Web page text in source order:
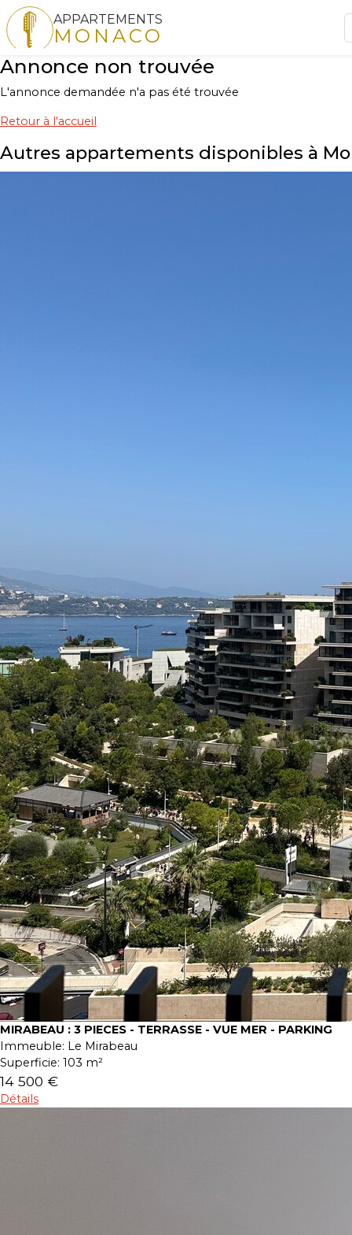
APPARTEMENTS
MONACO
Annonce non trouvée
L'annonce demandée n'a pas été trouvée
Retour à l'accueil
Autres appartements disponibles à
MIRABEAU : 3 PIECES - TERRASSE - VUE MER - PARKING
Immeuble: Le Mirabeau
Superficie: 103 m²
14 500 €
Détails